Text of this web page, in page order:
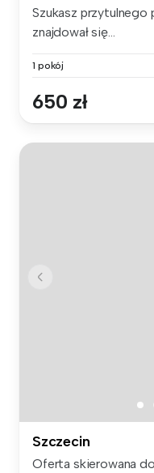
Szukasz przytulnego
znajdował się...
1 pokój
650 zł
Szczecin
Oferta skierowana